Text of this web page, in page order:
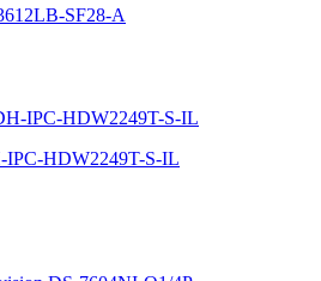
SF28-A
IPC-HDW2249T-S-IL